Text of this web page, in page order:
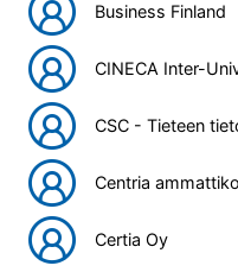
Business Finland
CINECA Inter-
CSC - Tieteen
Centria
Certia Oy